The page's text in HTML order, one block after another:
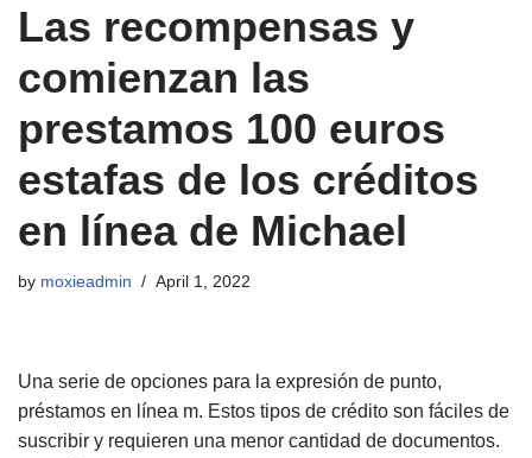
Las recompensas y
comienzan las
prestamos 100 euros
estafas de los créditos
en línea de Michael
by moxieadmin April 1, 2022
Una serie de opciones para la expresión de punto,
préstamos en línea m. Estos tipos de crédito son fáciles de
suscribir y requieren una menor cantidad de documentos.